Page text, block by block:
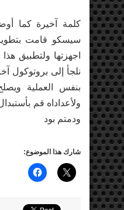
كلمة آخيرة كما
سيسكو قامت
اجهزتها ولتطبيق
بنفس العملية
ودمتم بود
شارك هذا الموضوع: